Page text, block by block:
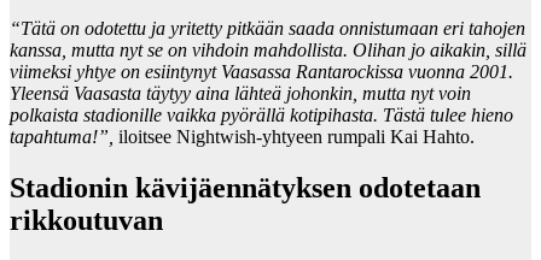
“Tätä on odotettu ja yritetty pitkään saada onnistumaan eri tahojen
kanssa, mutta nyt se on vihdoin mahdollista. Olihan jo aikakin, sillä
viimeksi yhtye on esiintynyt Vaasassa Rantarockissa vuonna 2001.
Yleensä Vaasasta täytyy aina lähteä johonkin, mutta nyt voin
polkaista stadionille vaikka pyörällä kotipihasta. Tästä tulee hieno
tapahtuma!”, iloitsee Nightwish-yhtyeen rumpali Kai Hahto.
Stadionin kävijäennätyksen odotetaan
rikkoutuvan